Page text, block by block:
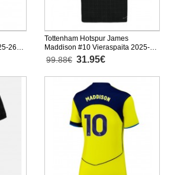
26
Tottenham Hotspur James
Maddison #10 Vieraspaita 2025-26
Lyhythihainen
99.88€ 31.95€